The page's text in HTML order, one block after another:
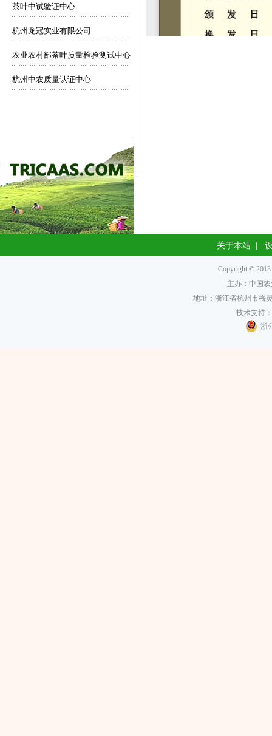
茶叶中试验证中心
杭州龙冠实业有限公司
农业农村部茶叶质量检验测试中心
杭州中农质量认证中心
关于本站|
Copyright ©
主办：中国
地址：浙江省杭州市梅
技术支持
浙